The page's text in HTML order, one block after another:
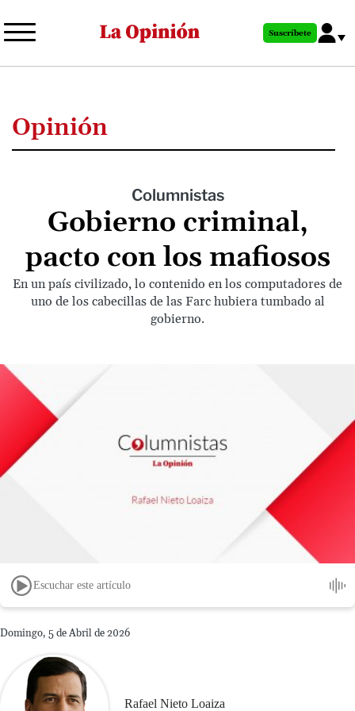
al
principal
Suscríbete
Opinión
Columnistas
Gobierno criminal,
pacto con los mafiosos
En un país civilizado, lo contenido en los computadores de
uno de los cabecillas de las Farc hubiera tumbado al
gobierno.
Escuchar este artículo
Domingo, 5 de Abril de 2026
Rafael Nieto Loaiza